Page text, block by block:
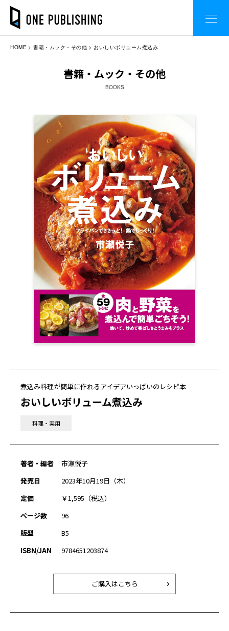
HOME 書籍・ムック・その他 おいしいボリューム煮込み
書籍・ムック・その他
BOOKS
煮込み料理が簡単に作れるアイデアいっぱいのレシピ本
おいしいボリューム煮込み
料理・実用
著者・編者
市瀬悦子
発売日
2023年10月19日（木）
定価
￥1,595（税込）
ページ数
96
版型
B5
ISBN/JAN
9784651203874
ご購入はこちら